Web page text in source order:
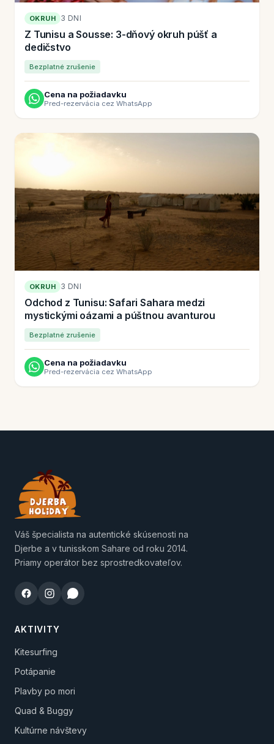
OKRUH 3 DNI
Z Tunisu a Sousse: 3-dňový okruh púšť a
dedičstvo
Bezplatné zrušenie
Cena na požiadavku
Pred-rezervácia cez WhatsApp
OKRUH 3 DNI
Odchod z Tunisu: Safari Sahara medzi
mystickými oázami a púštnou avanturou
Bezplatné zrušenie
Cena na požiadavku
Pred-rezervácia cez WhatsApp
Váš špecialista na autentické skúsenosti na
Djerbe a v tunisskom Sahare od roku 2014.
Priamy operátor bez sprostredkovateľov.
AKTIVITY
Kitesurfing
Potápanie
Plavby po mori
Quad & Buggy
Kultúrne návštevy